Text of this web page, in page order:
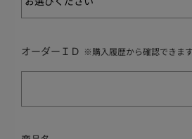
オーダーＩＤ ※購入履歴から確認できます